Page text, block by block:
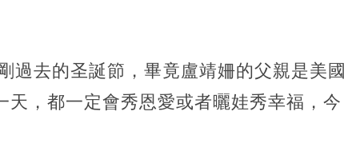
過去的圣誕節，畢竟盧靖姍的父親是美國
，都一定會秀恩愛或者曬娃秀幸福，今